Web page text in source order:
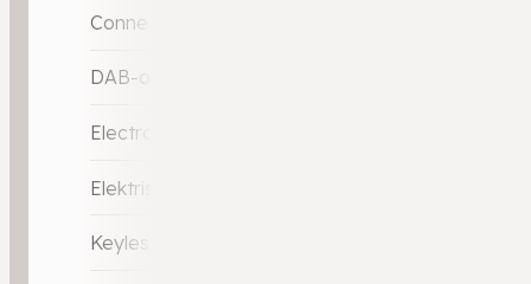
Connected services
DAB-ontvanger
Electronic climate controle
Elektrische ramen voor
Keyless start